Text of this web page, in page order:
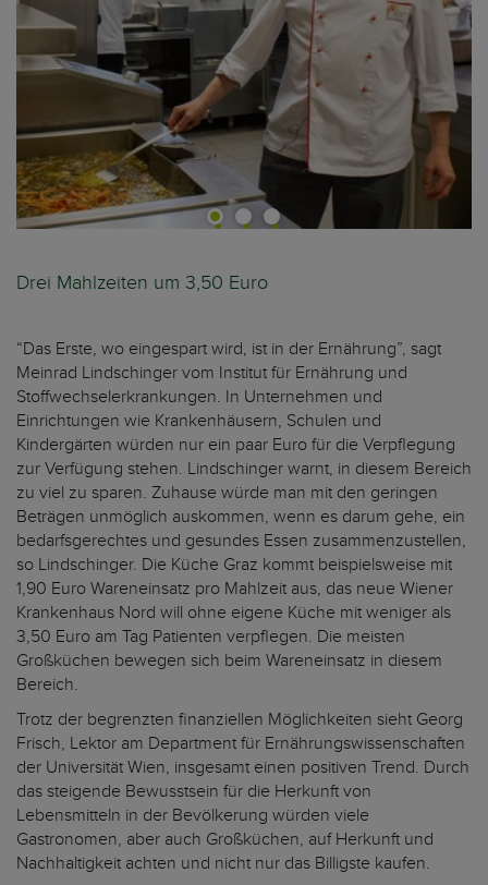
Drei Mahlzeiten um 3,50 Euro
“Das Erste, wo eingespart wird, ist in der Ernährung”, sagt
Meinrad Lindschinger vom Institut für Ernährung und
Stoffwechselerkrankungen. In Unternehmen und
Einrichtungen wie Krankenhäusern, Schulen und
Kindergärten würden nur ein paar Euro für die Verpflegung
zur Verfügung stehen. Lindschinger warnt, in diesem Bereich
zu viel zu sparen. Zuhause würde man mit den geringen
Beträgen unmöglich auskommen, wenn es darum gehe, ein
bedarfsgerechtes und gesundes Essen zusammenzustellen,
so Lindschinger. Die Küche Graz kommt beispielsweise mit
1,90 Euro Wareneinsatz pro Mahlzeit aus, das neue Wiener
Krankenhaus Nord will ohne eigene Küche mit weniger als
3,50 Euro am Tag Patienten verpflegen. Die meisten
Großküchen bewegen sich beim Wareneinsatz in diesem
Bereich.
Trotz der begrenzten finanziellen Möglichkeiten sieht Georg
Frisch, Lektor am Department für Ernährungswissenschaften
der Universität Wien, insgesamt einen positiven Trend. Durch
das steigende Bewusstsein für die Herkunft von
Lebensmitteln in der Bevölkerung würden viele
Gastronomen, aber auch Großküchen, auf Herkunft und
Nachhaltigkeit achten und nicht nur das Billigste kaufen.